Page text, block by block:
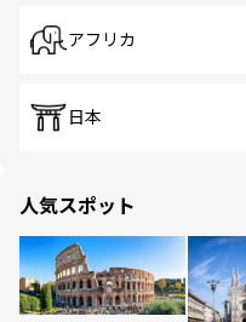
アフリカ
日本
人気スポット